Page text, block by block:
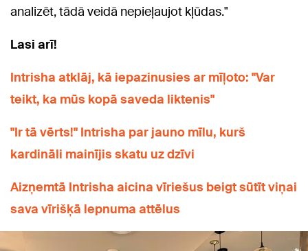
analizēt, tādā veidā nepieļaujot kļūdas."
Lasi arī!
Intrisha atklāj, kā iepazinusies ar mīļoto: "Var
teikt, ka mūs kopā saveda liktenis"
"Ir tā vērts!" Intrisha par jauno mīlu, kurš
kardināli mainījis skatu uz dzīvi
Aizņemtā Intrisha aicina vīriešus beigt sūtīt viņai
sava vīrišķā lepnuma attēlus